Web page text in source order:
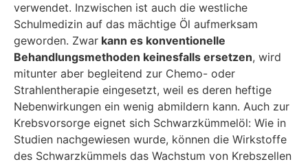
verwendet. Inzwischen ist auch die westliche
Schulmedizin auf das mächtige Öl aufmerksam
geworden. Zwar kann es konventionelle
Behandlungsmethoden keinesfalls ersetzen, wird
mitunter aber begleitend zur Chemo- oder
Strahlentherapie eingesetzt, weil es deren heftige
Nebenwirkungen ein wenig abmildern kann. Auch zur
Krebsvorsorge eignet sich Schwarzkümmelöl: Wie in
Studien nachgewiesen wurde, können die Wirkstoffe
des Schwarzkümmels das Wachstum von Krebszellen